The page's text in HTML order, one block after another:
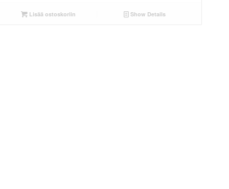
Lisää ostoskoriin Show Details